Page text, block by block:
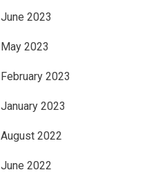
June 2023
May 2023
February 2023
January 2023
August 2022
June 2022